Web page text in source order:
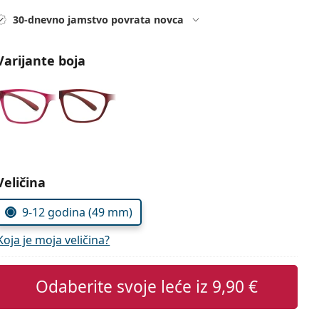
30-dnevno jamstvo povrata novca
boja
parametre
9-12 godina (49 mm)
je moja veličina?
Odaberite svoje leće iz 9,90 €